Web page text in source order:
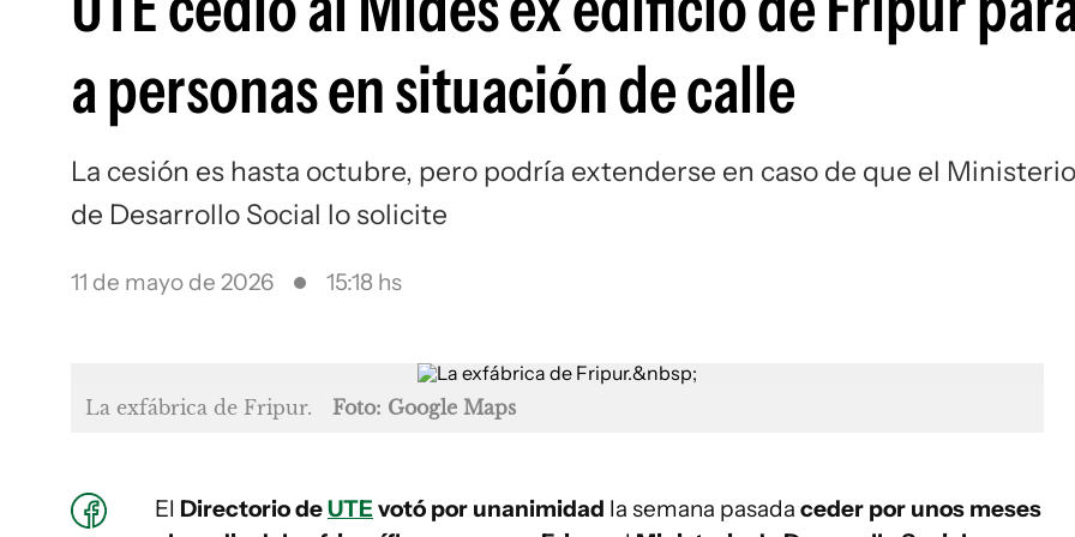
a personas en situación de calle
La cesión es hasta octubre, pero podría extenderse en caso de que el Ministerio
de Desarrollo Social lo solicite
11 de mayo de 2026 15:18 hs
La exfábrica de Fripur. Foto: Google Maps
El Directorio deUTEvotó por unanimidad la semana pasada ceder por unos meses